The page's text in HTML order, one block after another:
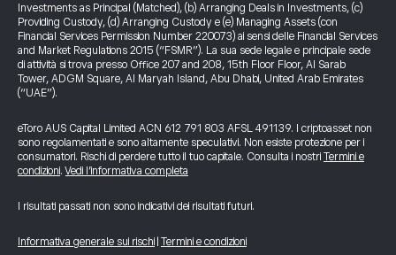
Investments as Principal (Matched), (b) Arranging Deals in Investments, (c)
Providing Custody, (d) Arranging Custody e (e) Managing Assets (con
Financial Services Permission Number 220073) ai sensi delle Financial Services
and Market Regulations 2015 (“FSMR”). La sua sede legale e principale sede
di attività si trova presso Office 207 and 208, 15th Floor Floor, Al Sarab
Tower, ADGM Square, Al Maryah Island, Abu Dhabi, United Arab Emirates
(“UAE”).
eToro AUS Capital Limited ACN 612 791 803 AFSL 491139. I criptoasset non
sono regolamentati e sono altamente speculativi. Non esiste protezione per i
consumatori. Rischi di perdere tutto il tuo capitale. Consulta i nostri Termini e
condizioni.Vedi l’informativa completa
I risultati passati non sono indicativi dei risultati futuri.
Informativa generale sui rischi Termini e condizioni